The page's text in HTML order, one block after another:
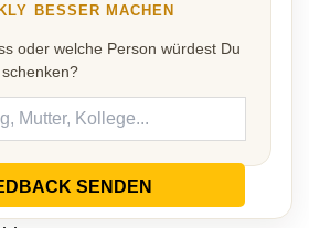
BESSER MACHEN
oder welche Person würdest Du
SENDEN